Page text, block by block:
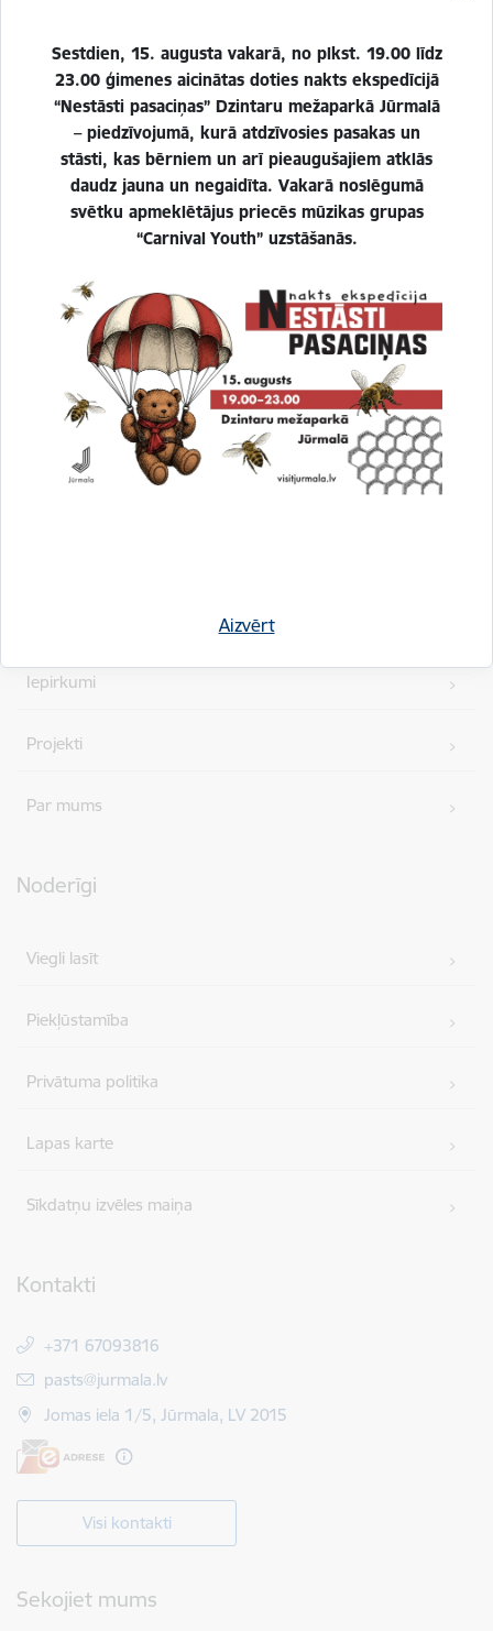
Sestdien, 15. augusta vakarā, no plkst. 19.00 līdz
23.00 ģimenes aicinātas doties nakts ekspedīcijā
“Nestāsti pasaciņas” Dzintaru mežaparkā Jūrmalā
– piedzīvojumā, kurā atdzīvosies pasakas un
stāsti, kas bērniem un arī pieaugušajiem atklās
daudz jauna un negaidīta. Vakarā noslēgumā
svētku apmeklētājus priecēs mūzikas grupas
“Carnival Youth” uzstāšanās.
Aizvērt
Vai šī informācija bija noderīga?
Sniegt atsauksmi
Piesakies jaunumu saņemšanai savā e-pastā!
Iepirkumi
Projekti
Par mums
Noderīgi
Viegli lasīt
Piekļūstamība
Privātuma politika
Lapas karte
Sīkdatņu izvēles maiņa
Kontakti
+371 67093816
E-pasts:
pasts@jurmala.lv
Jomas iela 1/5, Jūrmala, LV 2015
Visi kontakti
Sekojiet mums